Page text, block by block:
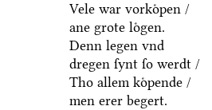
Vele war vorkoͤpen /
ane grote loͤgen.
Denn legen vnd
dregen ſynt ſo werdt /
Tho allem koͤpende /
men erer begert.